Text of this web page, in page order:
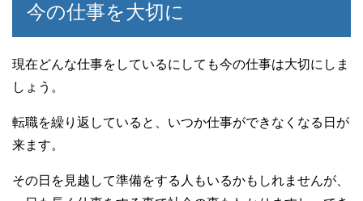
今の仕事を大切に
現在どんな仕事をしているにしても今の仕事は大切にしま
しょう。
転職を繰り返していると、いつか仕事ができなくなる日が
来ます。
その日を見越して準備をする人もいるかもしれませんが、